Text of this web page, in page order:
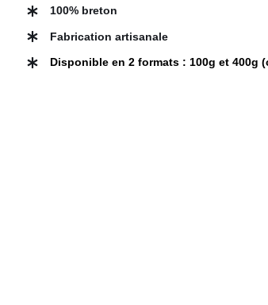
100% breton
Fabrication artisanale
Disponible en 2 formats : 100g et 400g